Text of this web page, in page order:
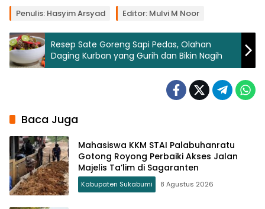
Penulis: Hasyim Arsyad Editor: Mulvi M Noor
Resep Sate Goreng Sapi Pedas, Olahan
Daging Kurban yang Gurih dan Bikin Nagih
Baca Juga
Mahasiswa KKM STAI Palabuhanratu
Gotong Royong Perbaiki Akses Jalan
Majelis Ta’lim di Sagaranten
Kabupaten Sukabumi 8 Agustus 2026